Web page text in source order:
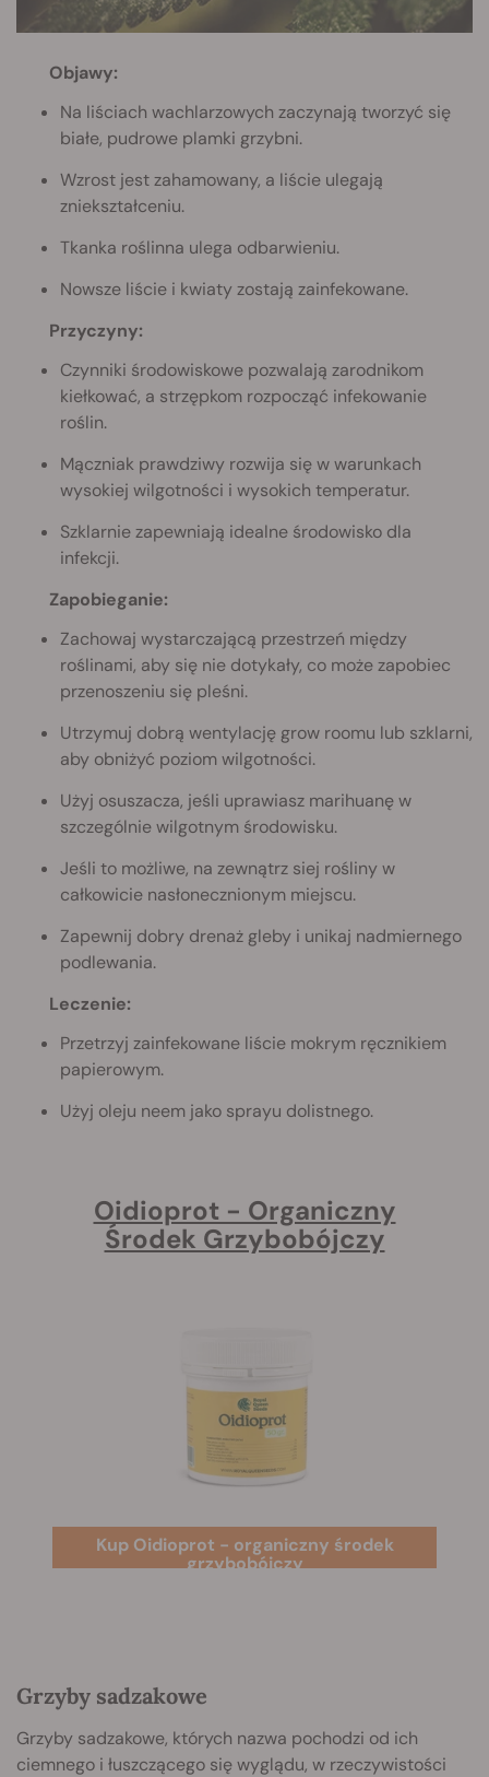
Objawy:
Na liściach wachlarzowych zaczynają tworzyć się
białe, pudrowe plamki grzybni.
Wzrost jest zahamowany, a liście ulegają
zniekształceniu.
Tkanka roślinna ulega odbarwieniu.
Nowsze liście i kwiaty zostają zainfekowane.
Przyczyny:
Czynniki środowiskowe pozwalają zarodnikom
kiełkować, a strzępkom rozpocząć infekowanie
roślin.
Mączniak prawdziwy rozwija się w warunkach
wysokiej wilgotności i wysokich temperatur.
Szklarnie zapewniają idealne środowisko dla
infekcji.
Zapobieganie:
Zachowaj wystarczającą przestrzeń między
roślinami, aby się nie dotykały, co może zapobiec
przenoszeniu się pleśni.
Utrzymuj dobrą wentylację grow roomu lub szklarni,
aby obniżyć poziom wilgotności.
Użyj osuszacza, jeśli uprawiasz marihuanę w
szczególnie wilgotnym środowisku.
Jeśli to możliwe, na zewnątrz siej rośliny w
całkowicie nasłonecznionym miejscu.
Zapewnij dobry drenaż gleby i unikaj nadmiernego
podlewania.
Leczenie:
Przetrzyj zainfekowane liście mokrym ręcznikiem
papierowym.
Użyj oleju neem jako sprayu dolistnego.
Oidioprot - Organiczny
Środek Grzybobójczy
Kup Oidioprot - organiczny środek
grzybobójczy
Grzyby sadzakowe
Grzyby sadzakowe, których nazwa pochodzi od ich
ciemnego i łuszczącego się wyglądu, w rzeczywistości